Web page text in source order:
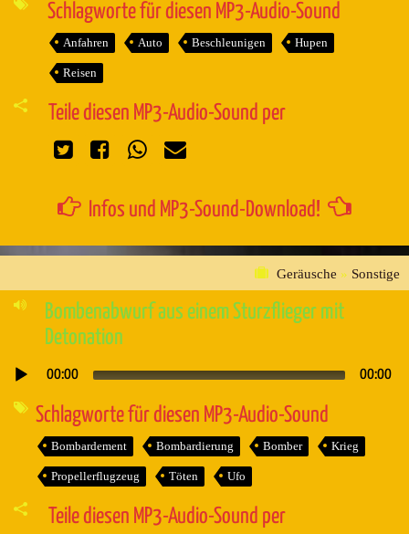
Schlagworte für diesen MP3-Audio-Sound
Anfahren Auto Beschleunigen Hupen
Reisen
Teile diesen MP3-Audio-Sound per
Infos und MP3-Sound-Download!
Geräusche » Sonstige
Bombenabwurf aus einem Sturzflieger mit
Detonation
Audio-
00:00 00:00
Schlagworte für diesen MP3-Audio-Sound
Bombardement Bombardierung Bomber Krieg
Propellerflugzeug Töten Ufo
Teile diesen MP3-Audio-Sound per